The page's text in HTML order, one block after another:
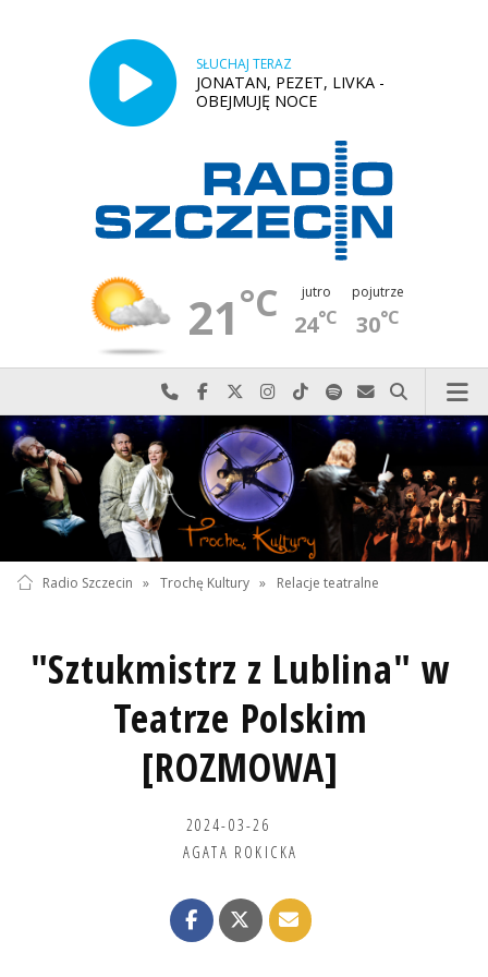
SŁUCHAJ TERAZ
JONATAN, PEZET, LIVKA -
OBEJMUJĘ NOCE
21°C jutro
24°C
pojutrze
30°C
Najlepiej po prostu do nas zadzwoń
Odwiedź nas na Facebook-u
Odwiedź nas na X
Odwiedź nas na Instagram-ie
Odwiedź nas na TikTok-u
Szukaj nas na Spotify
Wyślij do nas
Szukaj
Radio Szczecin » Trochę Kultury » Relacje teatralne
"Sztukmistrz z Lublina" w
Teatrze Polskim
[ROZMOWA]
2024-03-26
AGATA ROKICKA